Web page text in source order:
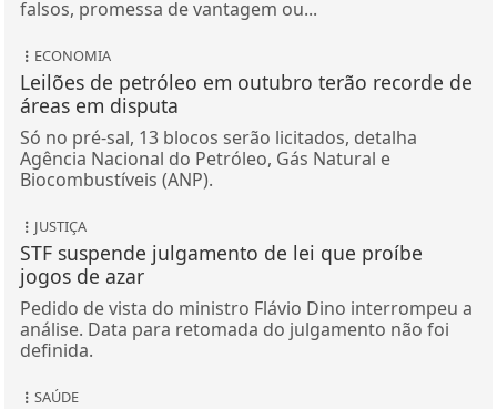
falsos, promessa de vantagem ou...
ECONOMIA
Leilões de petróleo em outubro terão recorde de
áreas em disputa
Só no pré-sal, 13 blocos serão licitados, detalha
Agência Nacional do Petróleo, Gás Natural e
Biocombustíveis (ANP).
JUSTIÇA
STF suspende julgamento de lei que proíbe
jogos de azar
Pedido de vista do ministro Flávio Dino interrompeu a
análise. Data para retomada do julgamento não foi
definida.
SAÚDE